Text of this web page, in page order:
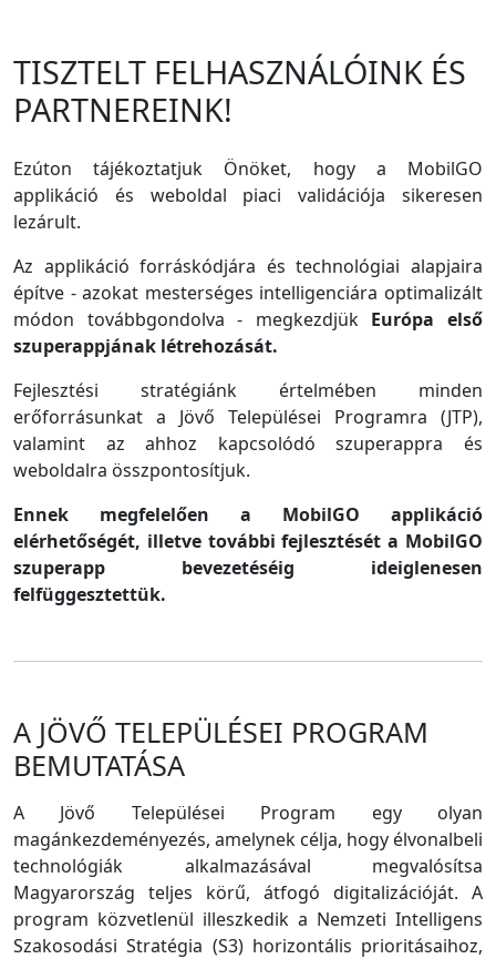
TISZTELT FELHASZNÁLÓINK ÉS
PARTNEREINK!
Ezúton tájékoztatjuk Önöket, hogy a MobilGO
applikáció és weboldal piaci validációja sikeresen
lezárult.
Az applikáció forráskódjára és technológiai alapjaira
építve - azokat mesterséges intelligenciára optimalizált
módon továbbgondolva - megkezdjük Európa első
szuperappjának létrehozását.
Fejlesztési stratégiánk értelmében minden
erőforrásunkat a Jövő Települései Programra (JTP),
valamint az ahhoz kapcsolódó szuperappra és
weboldalra összpontosítjuk.
Ennek megfelelően a MobilGO applikáció
elérhetőségét, illetve további fejlesztését a MobilGO
szuperapp bevezetéséig ideiglenesen
felfüggesztettük.
A JÖVŐ TELEPÜLÉSEI PROGRAM
BEMUTATÁSA
A Jövő Települései Program egy olyan
magánkezdeményezés, amelynek célja, hogy élvonalbeli
technológiák alkalmazásával megvalósítsa
Magyarország teljes körű, átfogó digitalizációját. A
program közvetlenül illeszkedik a Nemzeti Intelligens
Szakosodási Stratégia (S3) horizontális prioritásaihoz,